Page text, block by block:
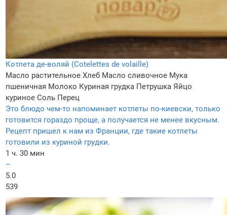
Котлета де-воляй (Cotelettes de volaille)
Масло растительное Хлеб Масло сливочное Мука
пшеничная Молоко Куриная грудка Петрушка Яйцо
куриное Соль Перец
Это блюдо чем-то напоминает котлеты по-киевски, только
готовится гораздо проще, а получается не менее вкусным.
Рецепт пришел к нам из Франции, где такие котлеты
готовили из куриной грудки.
1 ч. 30 мин
–
5.0
539